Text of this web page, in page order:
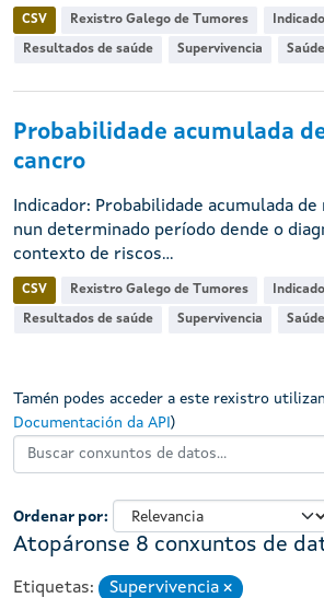
Ordenar por
Atopáronse 8 conxuntos de
Etiquetas: Supervivencia Eliminar
CSV Rexistro Galego de Tumores
Resultados de saúde Supervivencia
Probabilidade acumulada
cancro
Indicador: Probabilidade acumulada
nun determinado período dende o
contexto de riscos...
CSV Rexistro Galego de Tumores
Resultados de saúde Supervivencia
Tamén podes acceder a este rexistro
Documentación da API )